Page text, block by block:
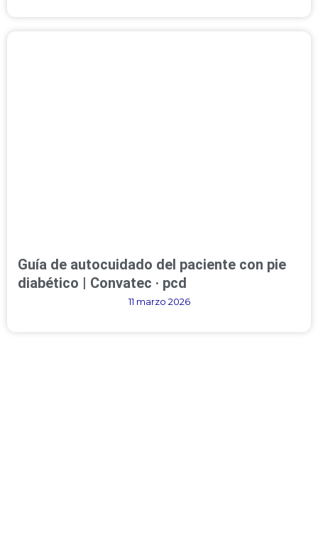
Guía de autocuidado del paciente con pie
diabético | Convatec · pcd
11 marzo 2026